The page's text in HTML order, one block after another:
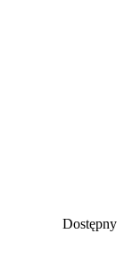
Dostępny